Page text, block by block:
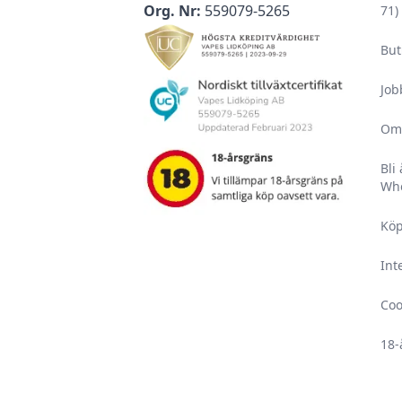
Org. Nr: 559079-5265
71)
Bli